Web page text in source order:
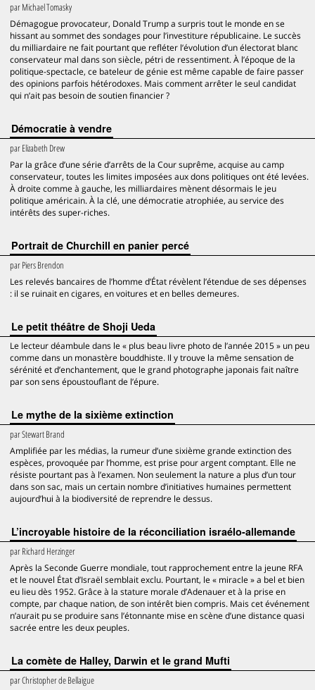
parMichael Tomasky
Démagogue provocateur, Donald Trump a surpris tout le monde en se
hissant au sommet des sondages pour l’investiture républicaine. Le succès
du milliardaire ne fait pourtant que refléter l’évolution d’un électorat blanc
conservateur mal dans son siècle, pétri de ressentiment. À l’époque de la
politique-spectacle, ce bateleur de génie est même capable de faire passer
des opinions parfois hétérodoxes. Mais comment arrêter le seul candidat
qui n’ait pas besoin de soutien financier ?
Démocratie à vendre
parElizabeth Drew
Par la grâce d’une série d’arrêts de la Cour suprême, acquise au camp
conservateur, toutes les limites imposées aux dons politiques ont été levées.
À droite comme à gauche, les milliardaires mènent désormais le jeu
politique américain. À la clé, une démocratie atrophiée, au service des
intérêts des super-riches.
Portrait de Churchill en panier percé
parPiers Brendon
Les relevés bancaires de l’homme d’État révèlent l’étendue de ses dépenses
: il se ruinait en cigares, en voitures et en belles demeures.
Le petit théâtre de Shoji Ueda
Le lecteur déambule dans le « plus beau livre photo de l’année 2015 » un peu
comme dans un monastère bouddhiste. Il y trouve la même sensation de
sérénité et d’enchantement, que le grand photographe japonais fait naître
par son sens époustouflant de l’épure.
Le mythe de la sixième extinction
parStewart Brand
Amplifiée par les médias, la rumeur d’une sixième grande extinction des
espèces, provoquée par l’homme, est prise pour argent comptant. Elle ne
résiste pourtant pas à l’examen. Non seulement la nature a plus d’un tour
dans son sac, mais un certain nombre d’initiatives humaines permettent
aujourd’hui à la biodiversité de reprendre le dessus.
L’incroyable histoire de la réconciliation israélo-allemande
parRichard Herzinger
Après la Seconde Guerre mondiale, tout rapprochement entre la jeune RFA
et le nouvel État d’Israël semblait exclu. Pourtant, le « miracle » a bel et bien
eu lieu dès 1952. Grâce à la stature morale d’Adenauer et à la prise en
compte, par chaque nation, de son intérêt bien compris. Mais cet événement
n’aurait pu se produire sans l’étonnante mise en scène d’une distance quasi
sacrée entre les deux peuples.
La comète de Halley, Darwin et le grand Mufti
parChristopher de Bellaigue